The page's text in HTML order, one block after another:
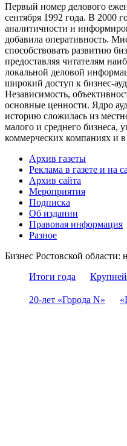
Первый номер делового
сентября 1992 года. В 2000
аналитичности и
добавила оперативность.
способствовать развитию
предоставляя читателям
локальной деловой
широкий доступ к бизнес-
Независимость,
основные ценности. Ядро
историю сложилась из
малого и среднего бизнеса,
коммерческих компаниях и в
Архив газеты
Реклама в газете и на
Архив сайта
Мероприятия
Подписка
Об издании
Правовая информация
Разное
Бизнес Ростовской области:
Итоги года
20-лет «Города N»